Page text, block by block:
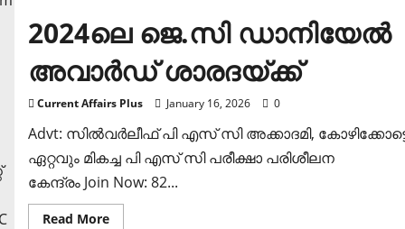
2024ലെ ജെ.സി ഡാനിയേല്‍
അവാര്‍ഡ് ശാരദയ്ക്ക്
Current Affairs Plus January 16, 2026 0
Advt: സില്‍വര്‍ലീഫ് പി എസ് സി അക്കാദമി,
ഏറ്റവും മികച്ച പി എസ് സി പരീക്ഷാ പരിശീലന
കേന്ദ്രം Join Now: 82...
Read MoreRead